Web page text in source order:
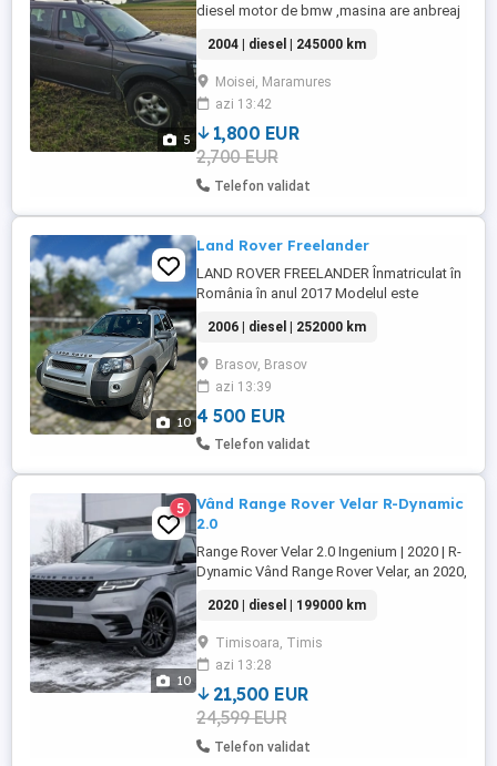
5
diesel motor de bmw ,masina are anbreaj
Moisei Maramures in garaj. Nu este
inscrisa in Romania iar numere rosii au
fost scoase de 3 ori.
2004 | diesel | 245000 km
Moisei, Maramures
azi 13:42
1,800 EUR
2,700 EUR
Telefon validat
10
Land Rover Freelander
LAND ROVER FREELANDER Înmatriculat în
România în anul 2017 Modelul este
confortul oferit atât șoferului, cât și
pasagerilor. Primă înmatriculare: Ianuarie
2006 Culoare: gri 5 uși ABS (sistem
antiblocare frâne) Tracțiune integrală
Distribuție electronică Oglinzi ...
2006 | diesel | 252000 km
Brasov, Brasov
azi 13:39
4 500 EUR
Telefon validat
10
5
Vând Range Rover Velar R-Dynamic
2.0
Range Rover Velar 2.0 Ingenium | 2020 | R-
Dynamic Vând Range Rover Velar, an 2020,
Dynamic. Mașina a parcurs 198.000 km,
majoritatea în regim extraurban, și a fost
întreținută constant, cu revizii făcute la
timp. Velarul oferă un nivel ridicat de
confort, ținută ...
2020 | diesel | 199000 km
Timisoara, Timis
azi 13:28
21,500 EUR
24,599 EUR
Telefon validat